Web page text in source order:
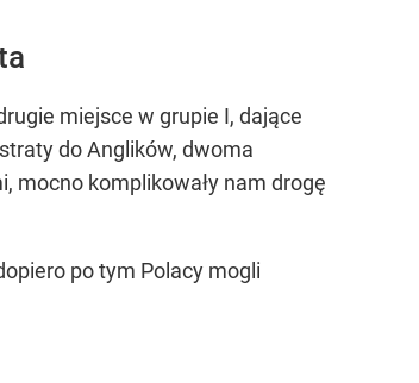
miejsce w grupie I, dające
do Anglików, dwoma
mocno komplikowały nam drogę
po tym Polacy mogli